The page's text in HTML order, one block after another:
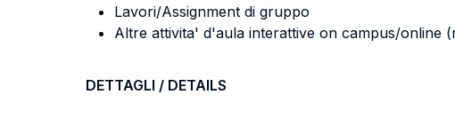
Lavori/Assignment di gruppo
Altre attivita' d'aula interattive on campus/online
DETTAGLI / DETAILS